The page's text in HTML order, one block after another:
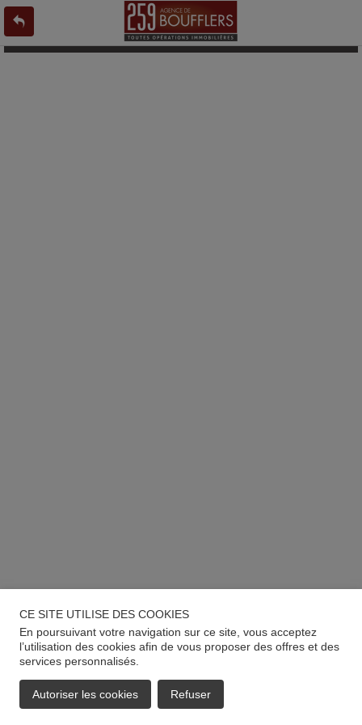
L'offre 9173411 n'existe pas ou n'est plus en ligne
CE SITE UTILISE DES COOKIES
En poursuivant votre navigation sur ce site, vous acceptez
l’utilisation des cookies afin de vous proposer des offres et des
services personnalisés.
Autoriser les cookies Refuser